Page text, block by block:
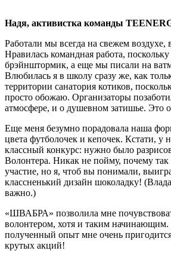
Надя, активистка команды
Работали мы всегда на свежем воздухе,
Нравилась командная работа,
брэйнштормик, а еще мы писали на
Влюбилась я в школу сразу же, как
территории санатория котиков,
просто обожаю. Организаторы
атмосфере, и о душевном затишье. Это
Еще меня безумно порадовала наша
цвета футболочек и кепочек. Кстати, у
классный конкурс: нужно было
Волонтера. Никак не пойму, почему
участие, но я, чтоб вы понимали,
классненький дизайн шоколадку!
важно.)
«ШВАБРА» позволила мне
волонтером, хотя и таким начинающим.
полученный опыт мне очень
крутых акций!